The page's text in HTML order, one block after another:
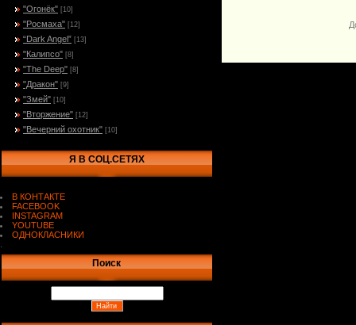
"Огонёк" [10]
"Росмаха" [12]
“Dark Angel” [13]
"Калипсо" [8]
"The Deep" [8]
"Дракон" [9]
"Змей" [10]
"Вторжение" [12]
"Вечерний охотник" [10]
Я В СОЦ.СЕТЯХ
В КОНТАКТЕ
FACEBOOK
INSTAGRAM
YOUTUBE
ОДНОКЛАСНИКИ
Поиск